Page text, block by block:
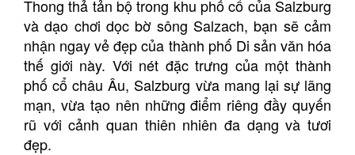
Thong thả tản bộ trong khu phố cổ của Salzburg
và dạo chơi dọc bờ sông Salzach, bạn sẽ cảm
nhận ngay vẻ đẹp của thành phố Di sản văn hóa
thế giới này. Với nét đặc trưng của một thành
phố cổ châu Âu, Salzburg vừa mang lại sự lãng
mạn, vừa tạo nên những điểm riêng đầy quyến
rũ với cảnh quan thiên nhiên đa dạng và tươi
đẹp.